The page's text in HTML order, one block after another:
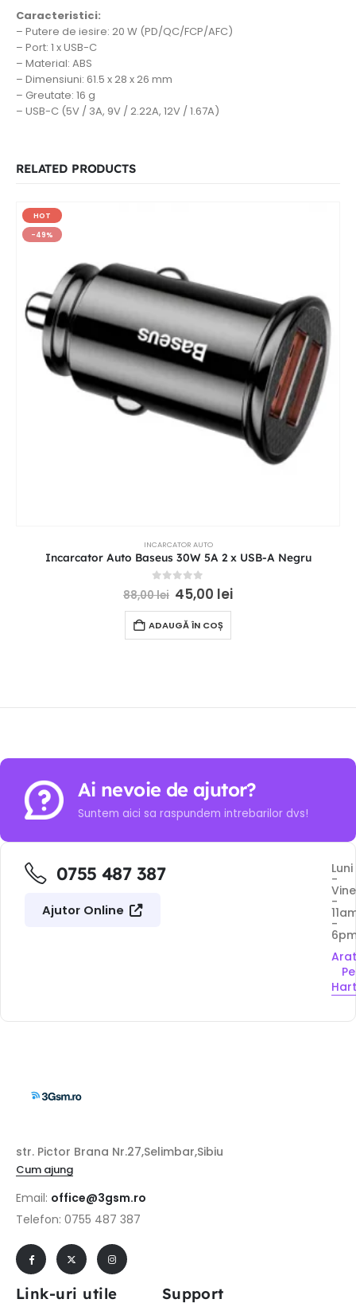
Caracteristici:
– Putere de iesire: 20 W (PD/QC/FCP/AFC)
– Port: 1 x USB-C
– Material: ABS
– Dimensiuni: 61.5 x 28 x 26 mm
– Greutate: 16 g
– USB-C (5V / 3A, 9V / 2.22A, 12V / 1.67A)
RELATED PRODUCTS
HOT
-49%
INCARCATOR AUTO
Incarcator Auto Baseus 30W 5A 2 x USB-A Negru
out of 5
88,00lei 45,00 lei
ADAUGĂ ÎN COȘ
Ai nevoie de ajutor?
Suntem aici sa raspundem intrebarilor dvs!
0755 487 387
Ajutor Online
Luni
-
-
-
Pe
str. Pictor Brana Nr.27,Selimbar,Sibiu
Cum ajung
Email: office@3gsm.ro
Telefon: 0755 487 387
Link-uri utile Support